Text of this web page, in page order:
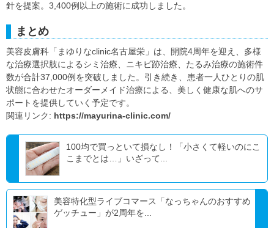
針を提案。3,400例以上の施術に成功しました。
まとめ
美容皮膚科「まゆりなclinic名古屋栄」は、開院4周年を迎え、多様
な治療選択肢によるシミ治療、ニキビ跡治療、たるみ治療の施術件
数が合計37,000例を突破しました。引き続き、患者一人ひとりの肌
状態に合わせたオーダーメイド治療による、美しく健康な肌へのサ
ポートを提供していく予定です。
関連リンク: https://mayurina-clinic.com/
100均で買っといて損なし！「小さくて軽いのにこ
こまでとは…」いざって...
美容特化型ライブコマース「なっちゃんのおすすめ
ゲッチュー」が2周年を...